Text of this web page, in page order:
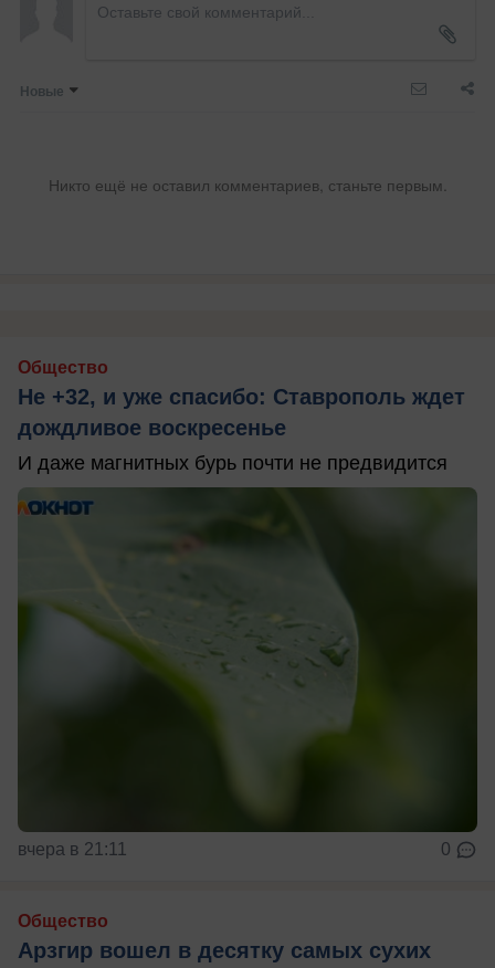
Новые
Никто ещё не оставил комментариев, станьте первым.
Общество
Не +32, и уже спасибо: Ставрополь ждет
дождливое воскресенье
И даже магнитных бурь почти не предвидится
вчера в 21:11 0
Общество
Арзгир вошел в десятку самых сухих